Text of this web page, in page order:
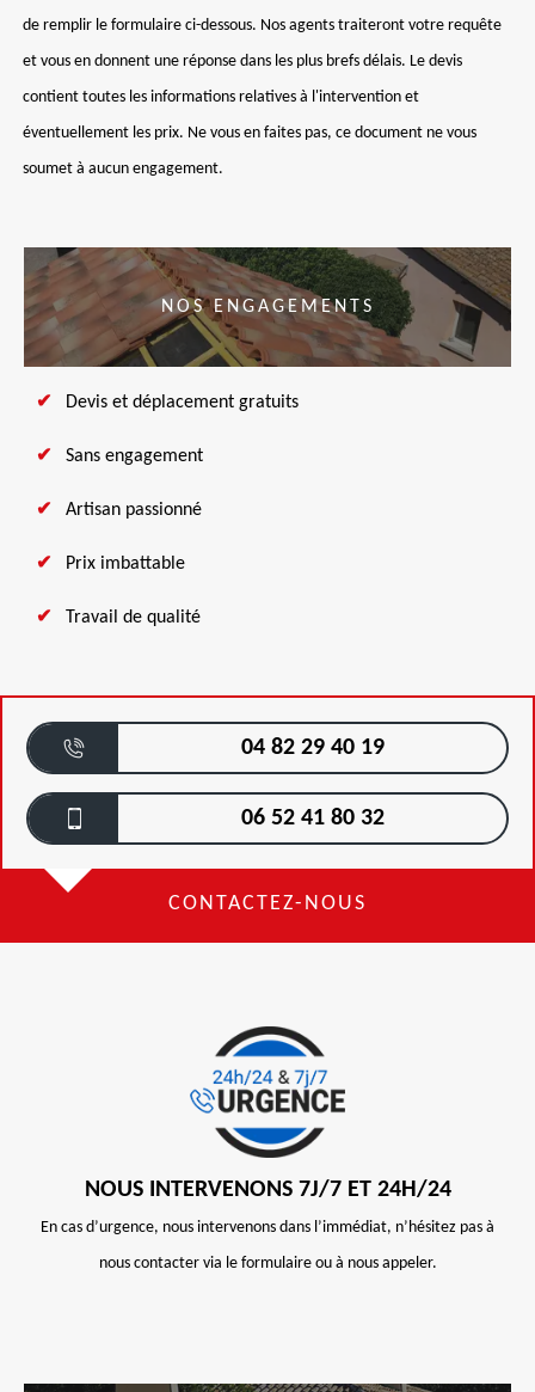
de remplir le formulaire ci-dessous. Nos agents traiteront votre requête
et vous en donnent une réponse dans les plus brefs délais. Le devis
contient toutes les informations relatives à l'intervention et
éventuellement les prix. Ne vous en faites pas, ce document ne vous
soumet à aucun engagement.
NOS ENGAGEMENTS
Devis et déplacement gratuits
Sans engagement
Artisan passionné
Prix imbattable
Travail de qualité
04 82 29 40 19
06 52 41 80 32
CONTACTEZ-NOUS
NOUS INTERVENONS 7J/7 ET 24H/24
En cas d’urgence, nous intervenons dans l’immédiat, n’hésitez pas à
nous contacter via le formulaire ou à nous appeler.